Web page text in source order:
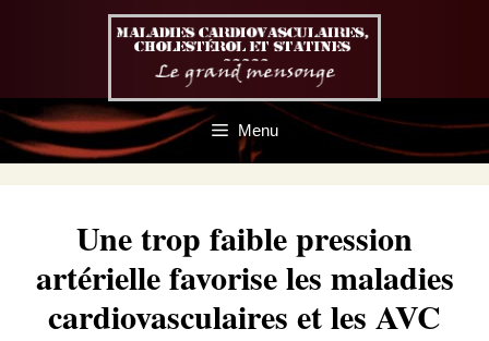
Menu
Une trop faible pression
artérielle favorise les maladies
cardiovasculaires et les AVC